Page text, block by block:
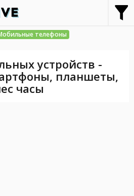
телефоны
устройств -
планшеты,
часы